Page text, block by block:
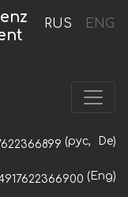
RUS ENG
(рус, De)
(Eng)